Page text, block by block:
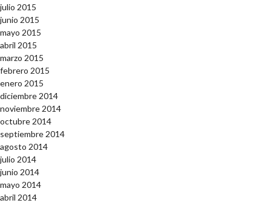
julio 2015
junio 2015
mayo 2015
abril 2015
marzo 2015
febrero 2015
enero 2015
diciembre 2014
noviembre 2014
octubre 2014
septiembre 2014
agosto 2014
julio 2014
junio 2014
mayo 2014
abril 2014